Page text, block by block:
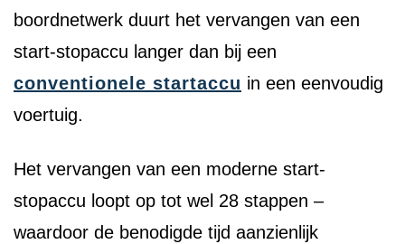
boordnetwerk duurt het vervangen van een
start-stopaccu langer dan bij een
conventionele startaccu in een eenvoudig
voertuig.
Het vervangen van een moderne start-
stopaccu loopt op tot wel 28 stappen –
waardoor de benodigde tijd aanzienlijk